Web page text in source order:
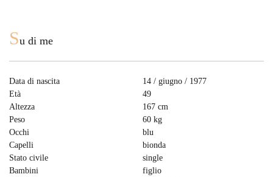
Su di me
Data di nascita
14 / giugno / 1977
Età
49
Altezza
167 cm
Peso
60 kg
Occhi
blu
Capelli
bionda
Stato civile
single
Bambini
figlio